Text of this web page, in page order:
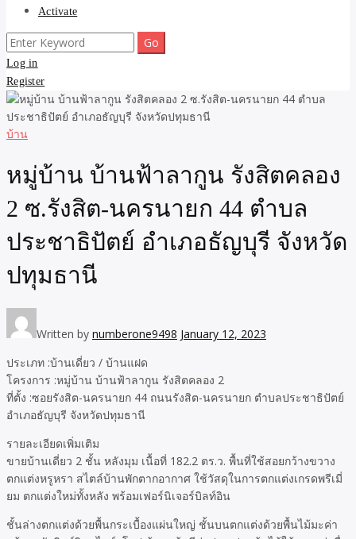
Activate
Search
for:
Log in
Register
บ้าน
หมู่บ้าน บ้านฟ้าลากูน รังสิตคลอง
2 ซ.รังสิต-นครนายก 44 ตำบล
ประชาธิปัตย์ อำเภอธัญบุรี จังหวัด
ปทุมธานี
Written by numberone9498 January 12, 2023
ประเภท :บ้านเดี่ยว / บ้านแฝด
โครงการ :หมู่บ้าน บ้านฟ้าลากูน รังสิตคลอง 2
ที่ตั้ง :ซอยรังสิต-นครนายก 44 ถนนรังสิต-นครนายก ตำบลประชาธิปัตย์
อำเภอธัญบุรี จังหวัดปทุมธานี
รายละเอียดเพิ่มเติม
ขายบ้านเดี่ยว 2 ชั้น หลังมุม เนื้อที่ 182.2 ตร.ว. พื้นที่ใช้สอยกว้างขวาง
ตกแต่งหรูหรา สไตล์บ้านพักตากอากาศ ใช้วัสดุในการตกแต่งเกรดพรีเมี่
ยม ตกแต่งใหม่ทั้งหลัง พร้อมเฟอร์นิเจอร์บิลท์อิน
ชั้นล่างตกแต่งด้วยพื้นกระเบื้องแผ่นใหญ่ ชั้นบนตกแต่งด้วยพื้นไม้มะค่า